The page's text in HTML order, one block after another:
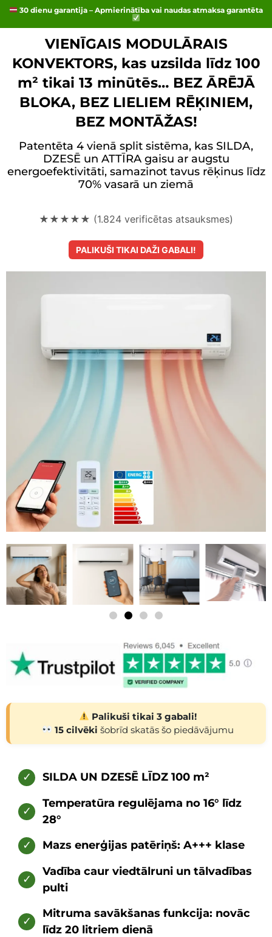
30 dienu garantija – Apmierinātība vai naudas atmaksa garantēta
VIENĪGAIS MODULĀRAIS
KONVEKTORS, kas uzsilda līdz 100
m² tikai 13 minūtēs… BEZ ĀRĒJĀ
BLOKA, BEZ LIELIEM RĒĶINIEM,
BEZ MONTĀŽAS!
Patentēta 4 vienā split sistēma, kas SILDA,
DZESĒ un ATTĪRA gaisu ar augstu
energoefektivitāti, samazinot tavus rēķinus līdz
70% vasarā un ziemā
★★★★★ (1.824 verificētas atsauksmes)
PALIKUŠI TIKAI DAŽI GABALI!
Palikuši tikai 3 gabali!
15 cilvēki šobrīd skatās šo piedāvājumu
✓ SILDA UN DZESĒ LĪDZ 100 m²
✓
Temperatūra regulējama no 16° līdz
28°
✓
Mazs enerģijas patēriņš: A+++ klase
✓
Vadība caur viedtālruni un tālvadības
pulti
✓
Mitruma savākšanas funkcija: novāc
līdz 20 litriem dienā